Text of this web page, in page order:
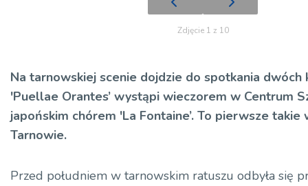
Zdjęcie 1 z 10
Na tarnowskiej scenie dojdzie do spotkania dwóch
'Puellae Orantes’ wystąpi wieczorem w Centrum
japońskim chórem 'La Fontaine’. To pierwsze
Tarnowie.
Przed południem w tarnowskim ratuszu odbyła się